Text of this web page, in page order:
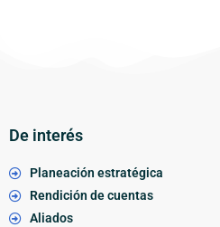
De interés
Planeación estratégica
Rendición de cuentas
Aliados